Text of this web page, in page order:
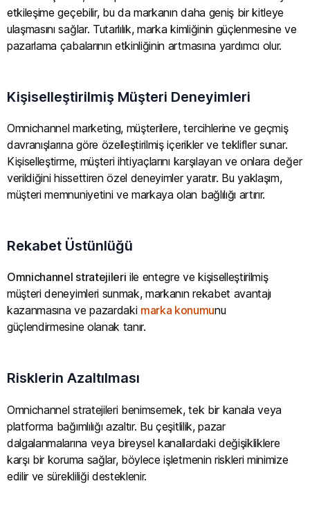
etkileşime geçebilir, bu da markanın daha geniş bir kitleye
ulaşmasını sağlar. Tutarlılık, marka kimliğinin güçlenmesine ve
pazarlama çabalarının etkinliğinin artmasına yardımcı olur.
Kişiselleştirilmiş Müşteri Deneyimleri
Omnichannel marketing, müşterilere, tercihlerine ve geçmiş
davranışlarına göre özelleştirilmiş içerikler ve teklifler sunar.
Kişiselleştirme, müşteri ihtiyaçlarını karşılayan ve onlara değer
verildiğini hissettiren özel deneyimler yaratır. Bu yaklaşım,
müşteri memnuniyetini ve markaya olan bağlılığı artırır.
Rekabet Üstünlüğü
Omnichannel stratejileri ile entegre ve kişiselleştirilmiş
müşteri deneyimleri sunmak, markanın rekabet avantajı
kazanmasına ve pazardaki marka konumunu
güçlendirmesine olanak tanır.
Risklerin Azaltılması
Omnichannel stratejileri benimsemek, tek bir kanala veya
platforma bağımlılığı azaltır. Bu çeşitlilik, pazar
dalgalanmalarına veya bireysel kanallardaki değişikliklere
karşı bir koruma sağlar, böylece işletmenin riskleri minimize
edilir ve sürekliliği desteklenir.